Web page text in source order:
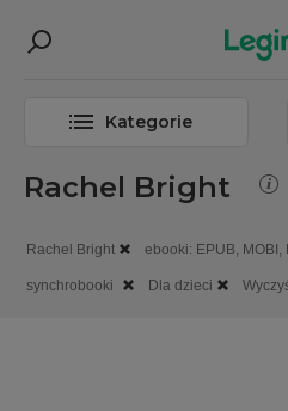
Kategorie
Rachel Bright
Rachel Bright ebooki: EPUB, MOBI,
synchrobooki Dla dzieci